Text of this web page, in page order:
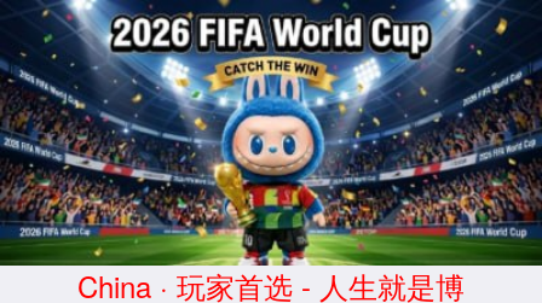
南宫ng·28相信品牌力量
服务器错误
404 - 找不到文件或目录。
您要查找的资源可能已被删除，已更改名称或者暂时不可用。